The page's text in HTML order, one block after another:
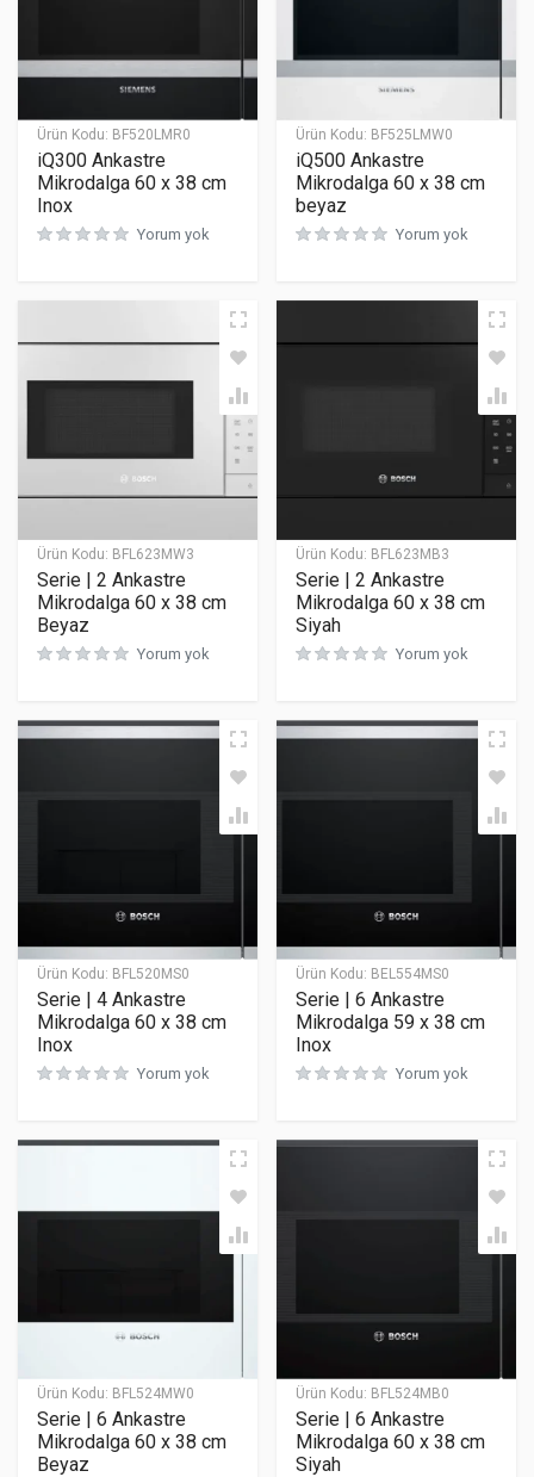
Ürün Kodu: BF520LMR0
iQ300 Ankastre
Mikrodalga 60 x 38 cm
Inox
Yorum yok
Ürün Kodu: BF525LMW0
iQ500 Ankastre
Mikrodalga 60 x 38 cm
beyaz
Yorum yok
Ürün Kodu: BFL623MW3
Serie | 2 Ankastre
Mikrodalga 60 x 38 cm
Beyaz
Yorum yok
Ürün Kodu: BFL623MB3
Serie | 2 Ankastre
Mikrodalga 60 x 38 cm
Siyah
Yorum yok
Ürün Kodu: BFL520MS0
Serie | 4 Ankastre
Mikrodalga 60 x 38 cm
Inox
Yorum yok
Ürün Kodu: BEL554MS0
Serie | 6 Ankastre
Mikrodalga 59 x 38 cm
Inox
Yorum yok
Ürün Kodu: BFL524MW0
Serie | 6 Ankastre
Mikrodalga 60 x 38 cm
Beyaz
Ürün Kodu: BFL524MB0
Serie | 6 Ankastre
Mikrodalga 60 x 38 cm
Siyah